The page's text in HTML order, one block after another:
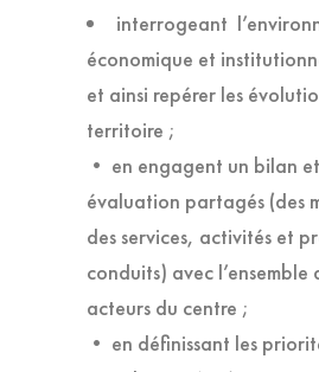
interrogeant
économique et
et ainsi repérer les
territoire ;
• en engagent un bilan
évaluation partagés (des
des services, activités et
conduits) avec l’ensemble
acteurs du centre ;
• en définissant les